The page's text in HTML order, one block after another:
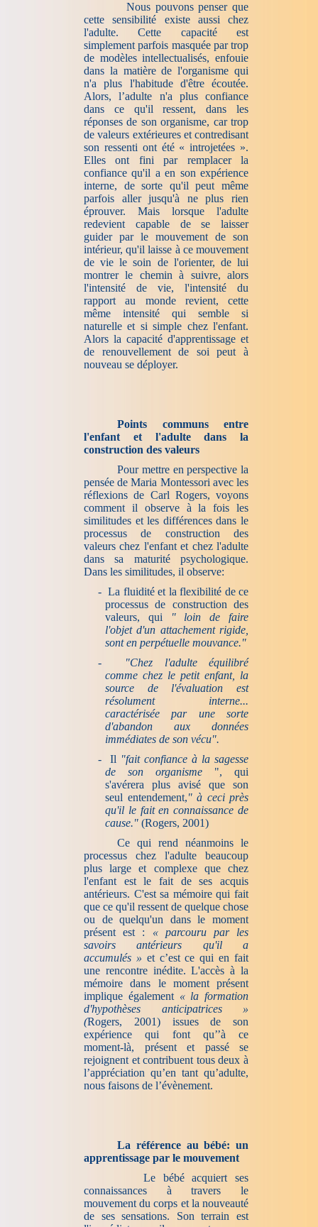
Nous pouvons penser que
cette sensibilité existe aussi chez
l'adulte. Cette capacité est
simplement parfois masquée par trop
de modèles intellectualisés, enfouie
dans la matière de l'organisme qui
n'a plus l'habitude d'être écoutée.
Alors, l’adulte n'a plus confiance
dans ce qu'il ressent, dans les
réponses de son organisme, car trop
de valeurs extérieures et contredisant
son ressenti ont été « introjetées ».
Elles ont fini par remplacer la
confiance qu'il a en son expérience
interne, de sorte qu'il peut même
parfois aller jusqu'à ne plus rien
éprouver. Mais lorsque l'adulte
redevient capable de se laisser
guider par le mouvement de son
intérieur, qu'il laisse à ce mouvement
de vie le soin de l'orienter, de lui
montrer le chemin à suivre, alors
l'intensité de vie, l'intensité du
rapport au monde revient, cette
même intensité qui semble si
naturelle et si simple chez l'enfant.
Alors la capacité d'apprentissage et
de renouvellement de soi peut à
nouveau se déployer.
Points communs entre
l'enfant et l'adulte dans la
construction des valeurs
Pour mettre en perspective la
pensée de Maria Montessori avec les
réflexions de Carl Rogers, voyons
comment il observe à la fois les
similitudes et les différences dans le
processus de construction des
valeurs chez l'enfant et chez l'adulte
dans sa maturité psychologique.
Dans les similitudes, il observe:
- La fluidité et la flexibilité de ce
processus de construction des
valeurs, qui
" loin de faire
l'objet d'un attachement rigide,
sont en perpétuelle mouvance."
-
"Chez l'adulte équilibré
comme chez le petit enfant, la
source de l'évaluation est
résolument interne...
caractérisée par une sorte
d'abandon aux données
immédiates de son vécu".
-
Il "fait confiance à la sagesse
de son organisme ", qui
s'avérera plus avisé que son
seul entendement," à ceci près
qu'il le fait en connaissance de
cause." (Rogers, 2001)
Ce qui rend néanmoins le
processus chez l'adulte beaucoup
plus large et complexe que chez
l'enfant est le fait de ses acquis
antérieurs. C'est sa mémoire qui fait
que ce qu'il ressent de quelque chose
ou de quelqu'un dans le moment
présent est : « parcouru par les
savoirs antérieurs qu'il a
accumulés » et c’est ce qui en fait
une rencontre inédite. L'accès à la
mémoire dans le moment présent
implique également « la formation
d'hypothèses anticipatrices »
(Rogers, 2001) issues de son
expérience qui font qu’’à ce
moment-là, présent et passé se
rejoignent et contribuent tous deux à
l’appréciation qu’en tant qu’adulte,
nous faisons de l’évènement.
La référence au bébé: un
apprentissage par le mouvement
Le bébé acquiert ses
connaissances à travers le
mouvement du corps et la nouveauté
de ses sensations. Son terrain est